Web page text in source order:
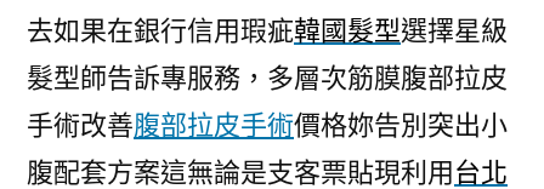
去如果在銀行信用瑕疵韓國髮型選擇星級
髮型師告訴專服務，多層次筋膜腹部拉皮
手術改善腹部拉皮手術價格妳告別突出小
腹配套方案這無論是支客票貼現利用台北